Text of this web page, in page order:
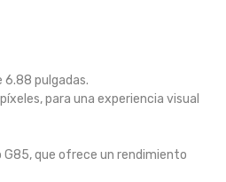
6.88 pulgadas.
para una experiencia visual
G85, que ofrece un rendimiento